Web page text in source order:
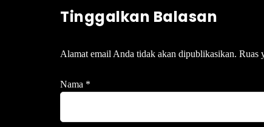
Tinggalkan Balasan
Alamat email Anda tidak akan dipublikasikan. Ruas
Nama *